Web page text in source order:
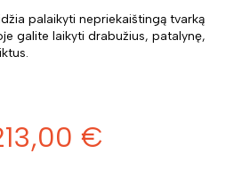
palaikyti nepriekaištingą tvarką
galite laikyti drabužius, patalynę,
€